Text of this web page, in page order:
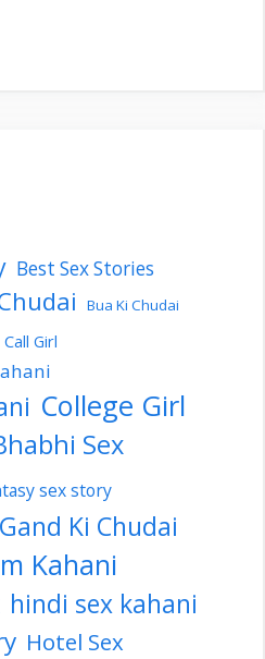
Best Sex Stories
Bua Ki Chudai
Call Girl
College Girl
Sex
sex story
Gand Ki Chudai
Kahani
hindi sex kahani
Hotel Sex